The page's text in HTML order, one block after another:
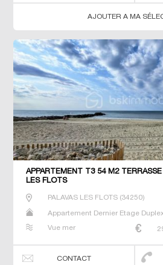
AJOUTER A MA
APPARTEMENT T3 54 M2 TERRASSE
LES FLOTS
PALAVAS LES FLOTS(34250)
Appartement Dernier Etage
Vue mer
CONTACT